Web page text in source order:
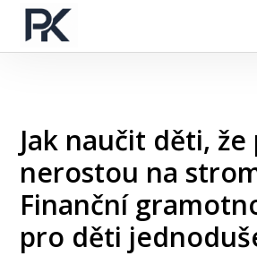
Jak naučit děti, že
nerostou na
Finanční
pro děti